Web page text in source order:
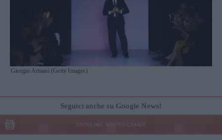
Giorgio Armani (Getty Images)
Seguici anche su Google News!
ENTRA NEL NOSTRO CANALE